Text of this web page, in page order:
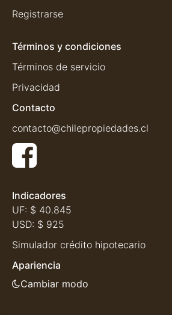
Registrarse
Términos y condiciones
Términos de servicio
Privacidad
Contacto
contacto@chilepropiedades.cl
Indicadores
UF: $ 40.845
USD: $ 925
Simulador crédito hipotecario
Apariencia
Cambiar modo